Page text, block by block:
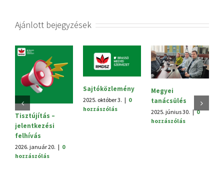
Ajánlott bejegyzések
Tisztújítás –
jelentkezési
felhívás
2026. január 20. | 0
hozzászólás
Sajtóközlemény
2025. október 3. | 0
hozzászólás
Megyei
tanácsülés
2025. június 30. | 0
hozzászólás